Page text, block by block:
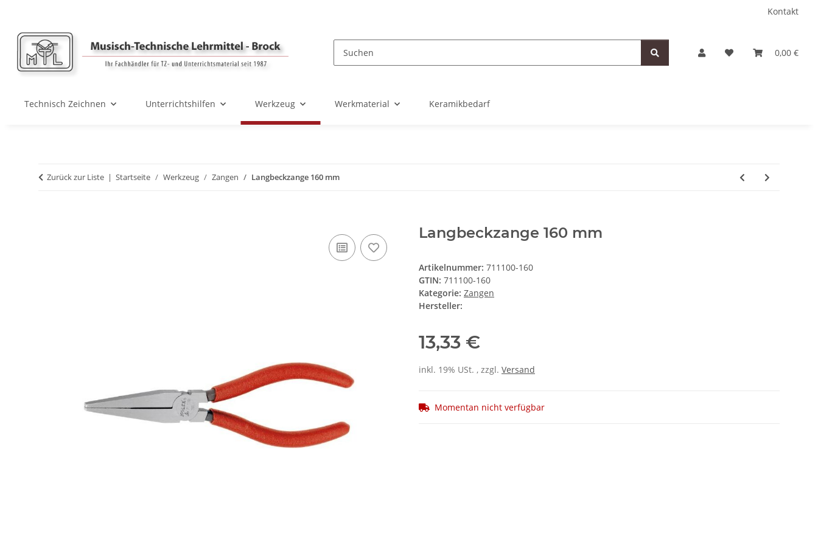
Kontakt
0,00 €
Technisch Zeichnen Unterrichtshilfen Werkzeug Werkmaterial Keramikbedarf
Zurück zur Liste Startseite Werkzeug Zangen Langbeckzange 160 mm
Langbeckzange 160 mm
Artikelnummer: 711100-160
GTIN: 711100-160
Kategorie: Zangen
Hersteller:
13,33 €
inkl. 19% USt. , zzgl. Versand
Momentan nicht verfügbar